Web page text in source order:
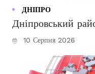
ДНІПРО
Дніпровський
10 Серпня 2026